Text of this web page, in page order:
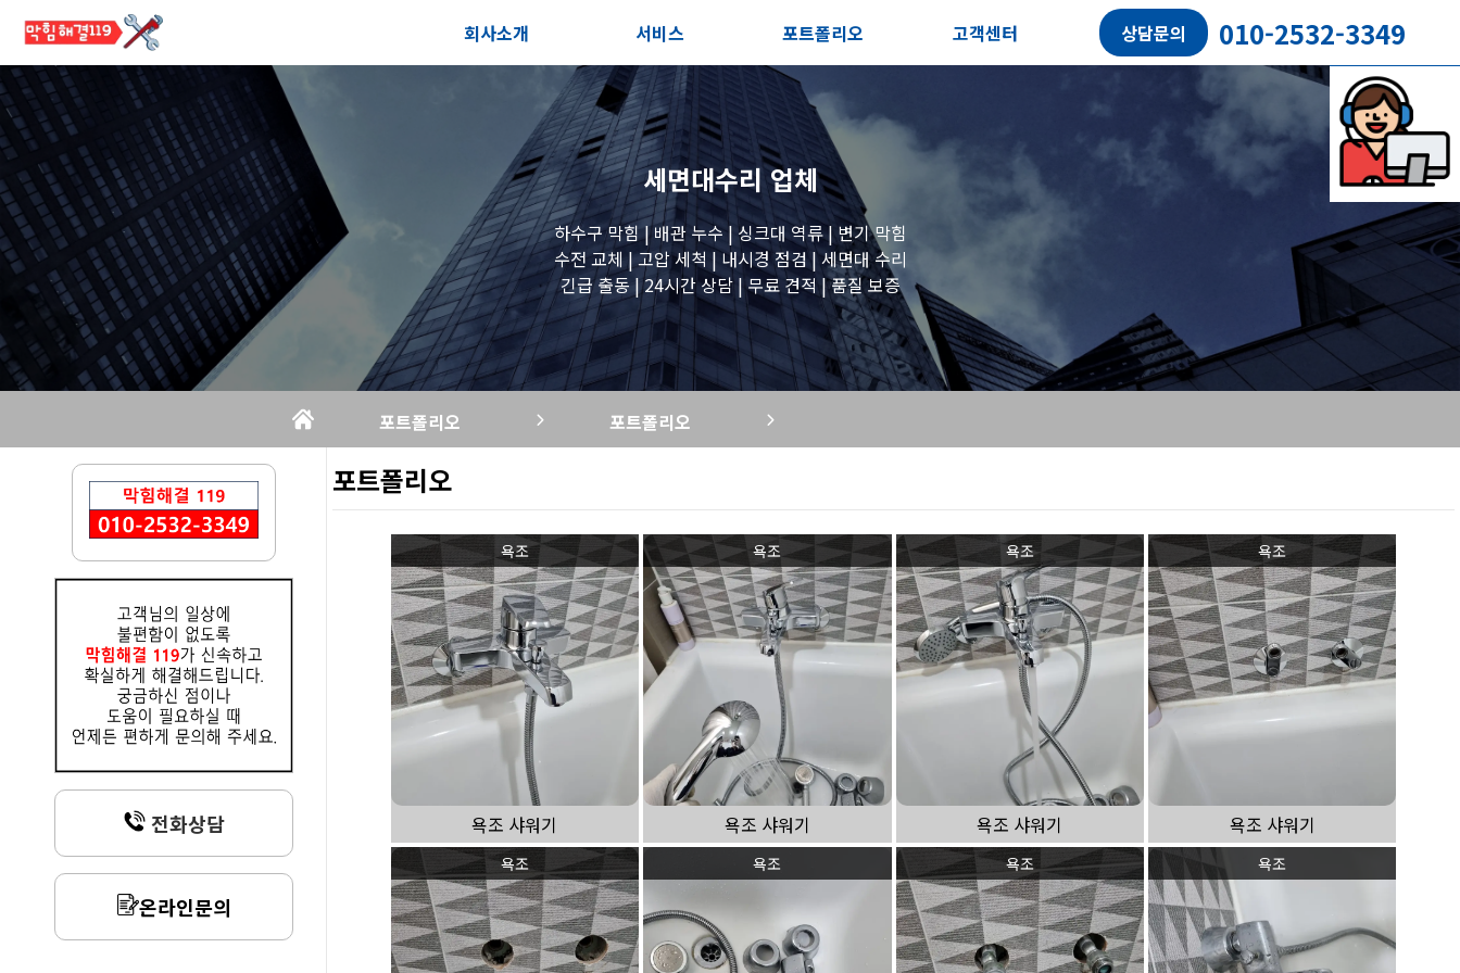
회사소개
공지사항
오시는길
서비스
서비스안내
포스트
포트폴리오
전체보기
세면대 작업
변기 작업
욕조 작업
원룸 수전 작업
세탁실 수전 작업
고객센터
고객후기
상담문의 010-2532-3349
세면대수리업체
하수구 막힘 | 배관 누수 | 싱크대 역류 | 변기 막힘
수전 교체 | 고압 세척 | 내시경 점검 | 세면대 수리
긴급 출동 | 24시간 상담 | 무료 견적 | 품질 보증
포트폴리오 포트폴리오
전화상담
온라인문의
포트폴리오
욕조
욕조 샤워기
욕조
욕조 샤워기
욕조
욕조 샤워기
욕조
욕조 샤워기
욕조 욕조 욕조 욕조